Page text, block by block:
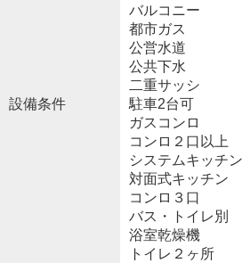
設備条件
バルコニー
都市ガス
公営水道
公共下水
二重サッシ
駐車2台可
ガスコンロ
コンロ２口以上
システムキッチン
対面式キッチン
コンロ３口
バス・トイレ別
浴室乾燥機
トイレ２ヶ所